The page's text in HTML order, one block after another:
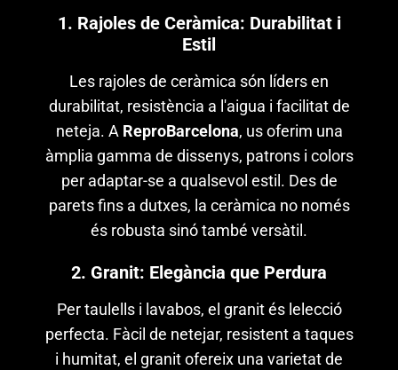
1. Rajoles de Ceràmica: Durabilitat i
Estil
Les rajoles de ceràmica són líders en
durabilitat, resistència a l'aigua i facilitat de
neteja. A ReproBarcelona, us oferim una
àmplia gamma de dissenys, patrons i colors
per adaptar-se a qualsevol estil. Des de
parets fins a dutxes, la ceràmica no només
és robusta sinó també versàtil.
2. Granit: Elegància que Perdura
Per taulells i lavabos, el granit és lelecció
perfecta. Fàcil de netejar, resistent a taques
i humitat, el granit ofereix una varietat de